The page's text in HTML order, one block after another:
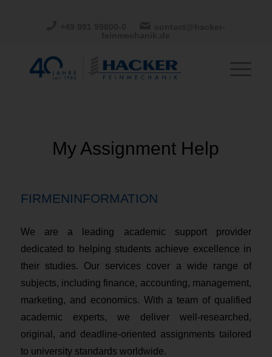
My Assignment Help
FIRMENINFORMATION
We are a leading academic support provider
dedicated to helping students achieve excellence in
their studies. Our services cover a wide range of
subjects, including finance, accounting, management,
marketing, and economics. With a team of qualified
academic experts, we deliver well-researched,
original, and deadline-oriented assignments tailored
to university standards worldwide.